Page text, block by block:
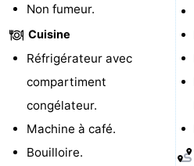
golf
Sportive
Equitation
Boire
manger
Événements
Conduite
l'anneau
Pratiques
Forum
Non fumeur.
Cuisine
Réfrigérateur avec
compartiment
congélateur.
Machine à café.
Bouilloire.